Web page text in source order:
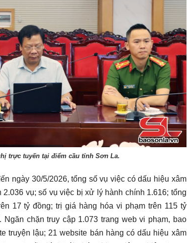
trực tuyến tại điểm cầu tỉnh Sơn La.
ngày 30/5/2026, tổng số vụ việc có dấu hiệu xâm
vụ; số vụ việc bị xử lý hành chính 1.616; tổng
17 tỷ đồng; trị giá hàng hóa vi phạm trên 115 tỷ
chặn truy cập 1.073 trang web vi phạm, bao
truyện lậu; 21 website bán hàng có dấu hiệu xâm